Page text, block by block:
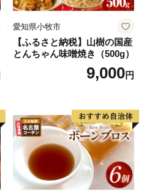
愛知県小牧市
【ふるさと納税】山樹の国産
とんちゃん味噌焼き（500g）
9,000円